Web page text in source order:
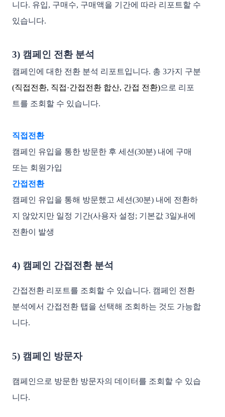
니다. 유입, 구매수, 구매액을 기간에 따라 리포트할 수
있습니다.
3) 캠페인 전환 분석
캠페인에 대한 전환 분석 리포트입니다. 총 3가지 구분
(직접전환, 직접·간접전환 합산, 간접 전환​)으로 리포
트를 조회할 수 있습니다.
직접전환
캠페인 유입을 통한 방문한 후 세션(30분) 내에 구매
또는 회원가입
간접전환
캠페인 유입을 통해 방문했고 세션(30분) 내에 전환하
지 않았지만 일정 기간(사용자 설정; 기본값 3일)내에
전환이 발생
4) 캠페인 간접전환 분석
간접전환 리포트를 조회할 수 있습니다. 캠페인 전환
분석에서 간접전환 탭을 선택해 조회하는 것도 가능합
니다.
5) 캠페인 방문자
캠페인으로 방문한 방문자의 데이터를 조회할 수 있습
니다.